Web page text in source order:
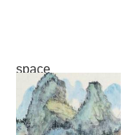
space